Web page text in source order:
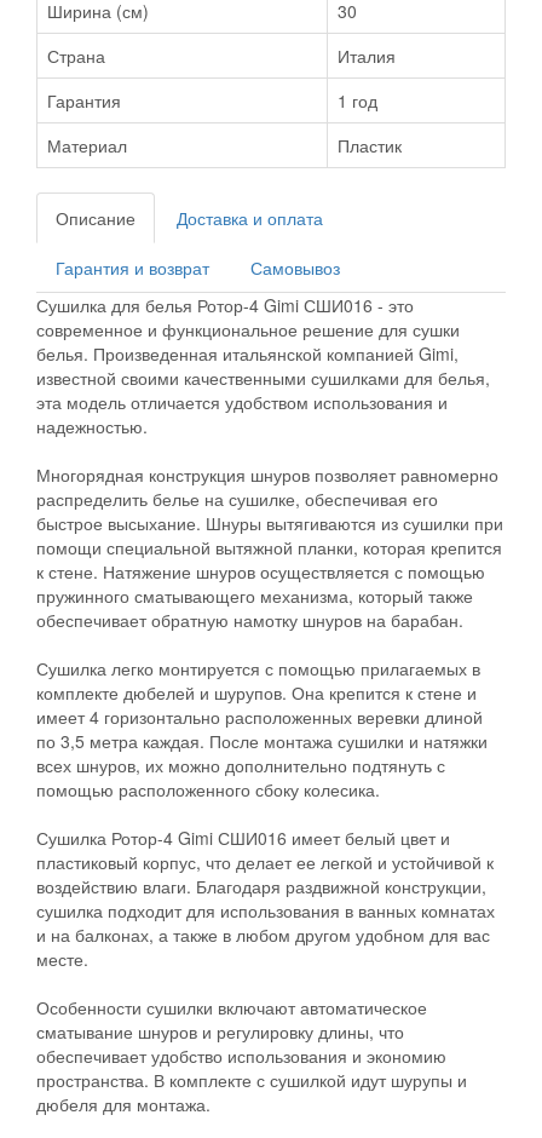
Ширина (см)
30
Страна
Италия
Гарантия
1 год
Материал
Пластик
Описание Доставка и оплата
Гарантия и возврат
Самовывоз
Сушилка для белья Ротор-4 Gimi СШИ016 - это
современное и функциональное решение для сушки
белья. Произведенная итальянской компанией Gimi,
известной своими качественными сушилками для белья,
эта модель отличается удобством использования и
надежностью.
Многорядная конструкция шнуров позволяет равномерно
распределить белье на сушилке, обеспечивая его
быстрое высыхание. Шнуры вытягиваются из сушилки при
помощи специальной вытяжной планки, которая крепится
к стене. Натяжение шнуров осуществляется с помощью
пружинного сматывающего механизма, который также
обеспечивает обратную намотку шнуров на барабан.
Сушилка легко монтируется с помощью прилагаемых в
комплекте дюбелей и шурупов. Она крепится к стене и
имеет 4 горизонтально расположенных веревки длиной
по 3,5 метра каждая. После монтажа сушилки и натяжки
всех шнуров, их можно дополнительно подтянуть с
помощью расположенного сбоку колесика.
Сушилка Ротор-4 Gimi СШИ016 имеет белый цвет и
пластиковый корпус, что делает ее легкой и устойчивой к
воздействию влаги. Благодаря раздвижной конструкции,
сушилка подходит для использования в ванных комнатах
и на балконах, а также в любом другом удобном для вас
месте.
Особенности сушилки включают автоматическое
сматывание шнуров и регулировку длины, что
обеспечивает удобство использования и экономию
пространства. В комплекте с сушилкой идут шурупы и
дюбеля для монтажа.